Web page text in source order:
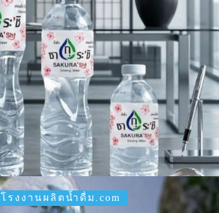
โรงงานผลิตน้ำดื่ม.com